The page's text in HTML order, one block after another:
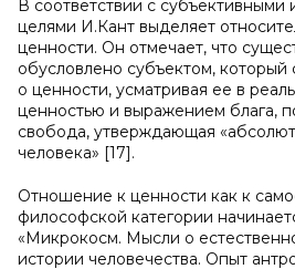
В соответствии с субъективными
целями И.Кант выделяет
ценности. Он отмечает, что
обусловлено субъектом, который
о ценности, усматривая ее в
ценностью и выражением блага,
свобода, утверждающая
человека» [17].
Отношение к ценности как к
философской категории
«Микрокосм. Мысли о
истории человечества. Опыт